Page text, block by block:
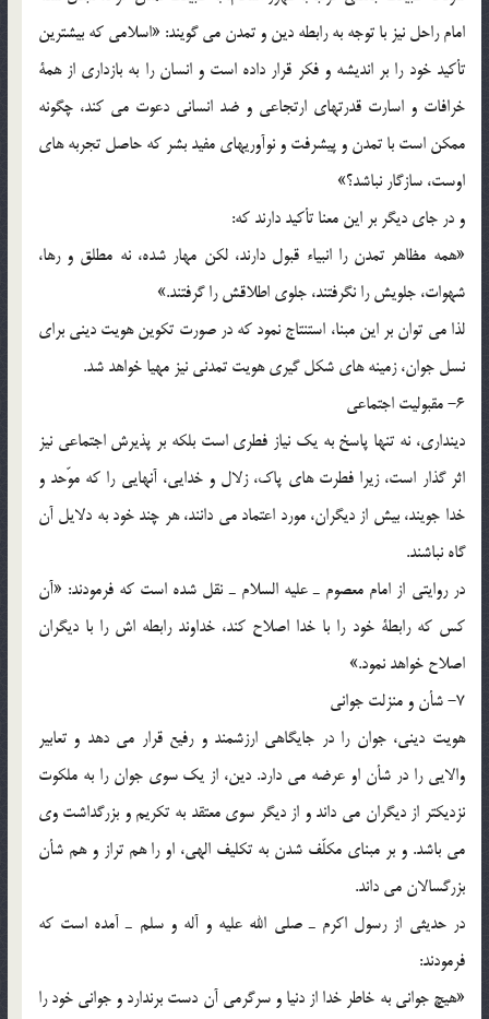
امام راحل نيز با توجه به رابطه دين و تمدن مي گويند: «اسلامي که بيشترين
تأکيد خود را بر انديشه و فکر قرار داده است و انسان را به بازداري از همة
خرافات و اسارت قدرتهاي ارتجاعي و ضد انساني دعوت مي کند، چگونه
ممکن است با تمدن و پيشرفت و نوآوريهاي مفيد بشر که حاصل تجربه هاي
اوست، سازگار نباشد؟»
و در جاي ديگر بر اين معنا تأکيد دارند که:
«همه مظاهر تمدن را انبياء قبول دارند، لکن مهار شده، نه مطلق و رها،
شهوات، جلويش را نگرفتند، جلوي اطلاقش را گرفتند.»
لذا مي توان بر اين مبنا، استنتاج نمود که در صورت تکوين هويت ديني براي
نسل جوان، زمينه هاي شکل گيري هويت تمدني نيز مهيا خواهد شد.
6- مقبوليت اجتماعي
دينداري، نه تنها پاسخ به يک نياز فطري است بلکه بر پذيرش اجتماعي نيز
اثر گذار است، زيرا فطرت هاي پاک، زلال و خدايي، آنهايي را که موّحد و
خدا جويند، بيش از ديگران، مورد اعتماد مي دانند، هر چند خود به دلايل آن
گاه نباشند.
در روايتي از امام معصوم ـ عليه السلام ـ نقل شده است که فرمودند: «آن
کس که رابطة خود را با خدا اصلاح کند، خداوند رابطه اش را با ديگران
اصلاح خواهد نمود.»
7- شأن و منزلت جواني
هويت ديني، جوان را در جايگاهي ارزشمند و رفيع قرار مي دهد و تعابير
والايي را در شأن او عرضه مي دارد. دين، از يک سوي جوان را به ملکوت
نزديکتر از ديگران مي داند و از ديگر سوي معتقد به تکريم و بزرگداشت وي
مي باشد. و بر مبناي مکلّف شدن به تکليف الهي، او را هم تراز و هم شأن
بزرگسالان مي داند.
در حديثي از رسول اکرم ـ صلي الله عليه و آله و سلم ـ آمده است که
فرمودند:
«هيچ جواني به خاطر خدا از دنيا و سرگرمي آن دست برندارد و جواني خود را